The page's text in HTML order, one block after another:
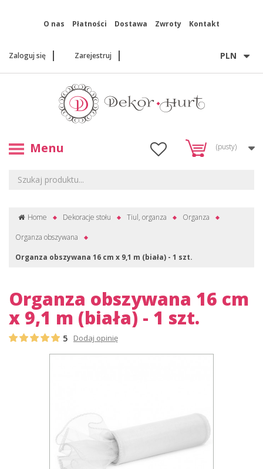
O nas Płatności Dostawa Zwroty Kontakt
PLN
Zaloguj się Zarejestruj
(pusty)
Menu
Home Dekoracje stołu Tiul, organza
Organza
Organza obszywana
Organza obszywana 16 cm x 9,1 m (biała) - 1 szt.
Organza obszywana 16 cm
x 9,1 m (biała) - 1 szt.
5 Dodaj opinię